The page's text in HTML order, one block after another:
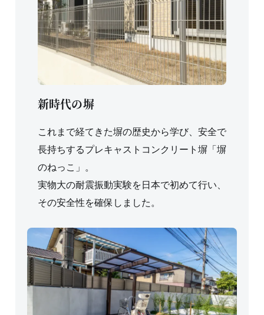
新時代の塀
これまで経てきた塀の歴史から学び、安全で
長持ちするプレキャストコンクリート塀「塀
のねっこ」。
実物大の耐震振動実験を日本で初めて行い、
その安全性を確保しました。